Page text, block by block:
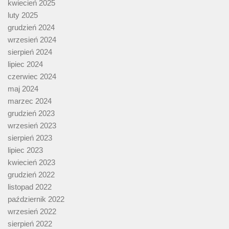
kwiecień 2025
luty 2025
grudzień 2024
wrzesień 2024
sierpień 2024
lipiec 2024
czerwiec 2024
maj 2024
marzec 2024
grudzień 2023
wrzesień 2023
sierpień 2023
lipiec 2023
kwiecień 2023
grudzień 2022
listopad 2022
październik 2022
wrzesień 2022
sierpień 2022